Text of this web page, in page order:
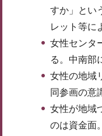
すか」とい
レット等に
女性センタ
る。中南部
女性の地域
同参画の意
女性が地域
のは資金面